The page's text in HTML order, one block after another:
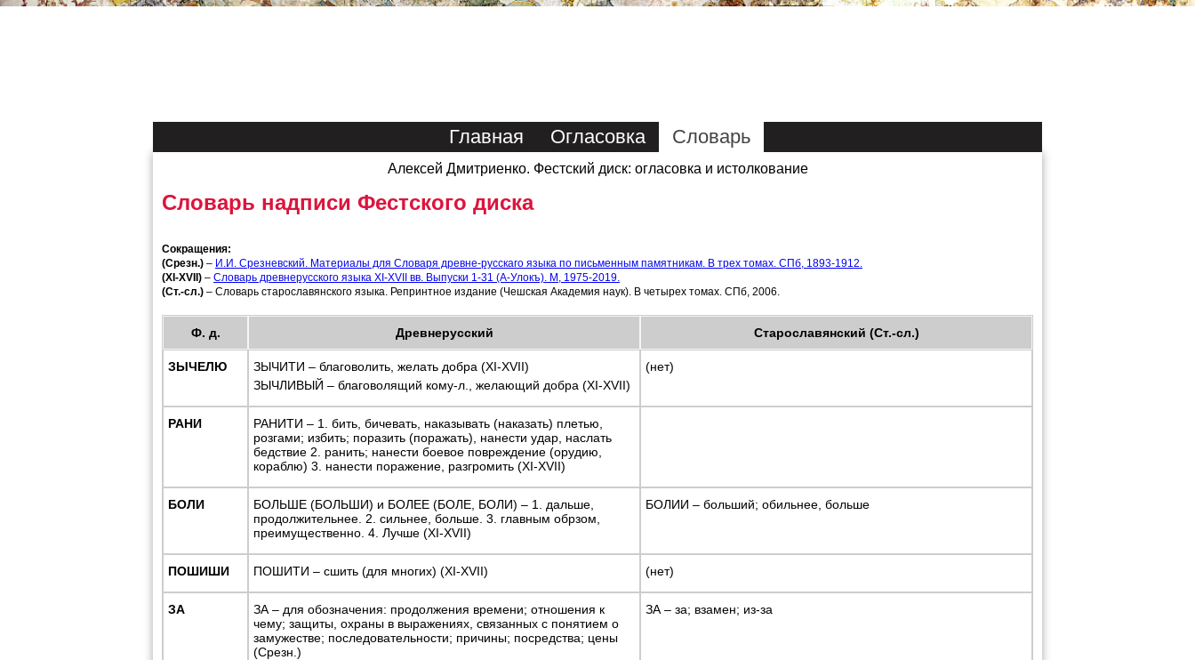
Главная Огласовка Словарь
Алексей Дмитриенко. Фестский диск: огласовка и истолкование
Словарь надписи Фестского диска
Сокращения:
(Срезн.) – И.И. Срезневский. Материалы для Словаря древне-русскаго языка по письменным памятникам. В трех томах. СПб, 1893-1912.
(XI-XVII) – Словарь древнерусского языка XI-XVII вв. Выпуски 1-31 (А-Улокъ). М, 1975-2019.
(Ст.-сл.) – Словарь старославянского языка. Репринтное издание (Чешская Академия наук). В четырех томах. СПб, 2006.
Ф. д. Древнерусский Старославянский (Ст.-сл.)
ЗЫЧЕЛЮ
ЗЫЧИТИ – благоволить, желать добра (XI-XVII)
ЗЫЧЛИВЫЙ – благоволящий кому-л., желающий добра (XI-XVII)
(нет)
РАНИ
РАНИТИ – 1. бить, бичевать, наказывать (наказать) плетью,
розгами; избить; поразить (поражать), нанести удар, наслать
бедствие 2. ранить; нанести боевое повреждение (орудию,
кораблю) 3. нанести поражение, разгромить (XI-XVII)
БОЛИ
БОЛЬШЕ (БОЛЬШИ) и БОЛЕЕ (БОЛЕ, БОЛИ) – 1. дальше,
продолжительнее. 2. сильнее, больше. 3. главным обрзом,
преимущественно. 4. Лучше (XI-XVII)
БОЛИИ – больший; обильнее, больше
ПОШИШИ ПОШИТИ – сшить (для многих) (XI-XVII) (нет)
ЗА
ЗА – для обозначения: продолжения времени; отношения к
чему; защиты, охраны в выражениях, связанных с понятием о
замужестве; последовательности; причины; посредства; цены
(Срезн.)
ЗА – за; взамен; из-за